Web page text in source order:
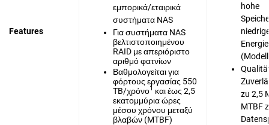
Features
εμπορικά/εταιρικά
συστήματα NAS
Για συστήματα NAS
βελτιστοποιημένου
RAID με απεριόριστο
αριθμό φατνίων
Βαθμολογείται για
φόρτους εργασίας 550
TB/χρόνο1 και έως 2,5
εκατομμύρια ώρες
μέσου χρόνου μεταξύ
βλαβών (MTBF)
hohe
zu 2,5
MTBF